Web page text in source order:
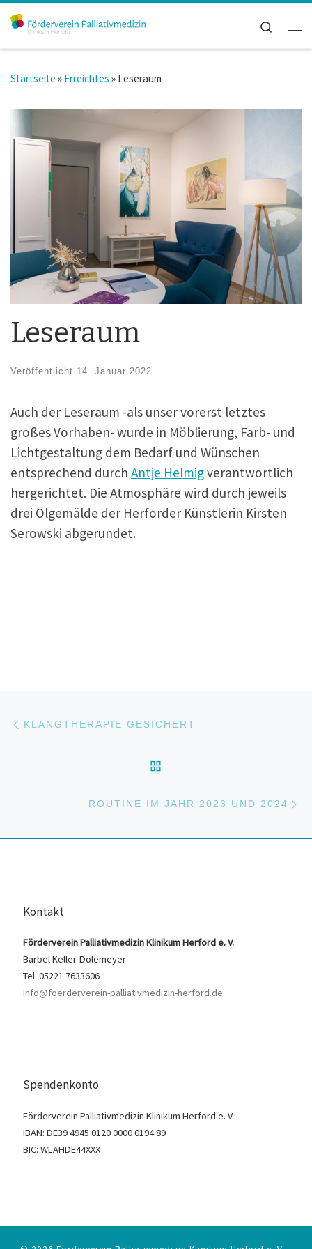
Zum Inhalt springen
Search
Startseite » Erreichtes » Leseraum
Leseraum
Veröffentlicht 14. Januar 2022
Auch der Leseraum -als unser vorerst letztes
großes Vorhaben- wurde in Möblierung, Farb- und
Lichtgestaltung dem Bedarf und Wünschen
entsprechend durch Antje Helmigverantwortlich
hergerichtet. Die Atmosphäre wird durch jeweils
drei Ölgemälde der Herforder Künstlerin Kirsten
Serowski abgerundet.
Beitragsnavigation
KLANGTHERAPIE GESICHERT
ROUTINE IM JAHR 2023 UND 2024
Kontakt
Förderverein Palliativmedizin Klinikum Herford e. V.
Bärbel Keller-Dölemeyer
Tel. 05221 7633606
info@foerderverein-palliativmedizin-herford.de
Spendenkonto
Förderverein Palliativmedizin Klinikum Herford e. V.
IBAN: DE39 4945 0120 0000 0194 89
BIC: WLAHDE44XXX